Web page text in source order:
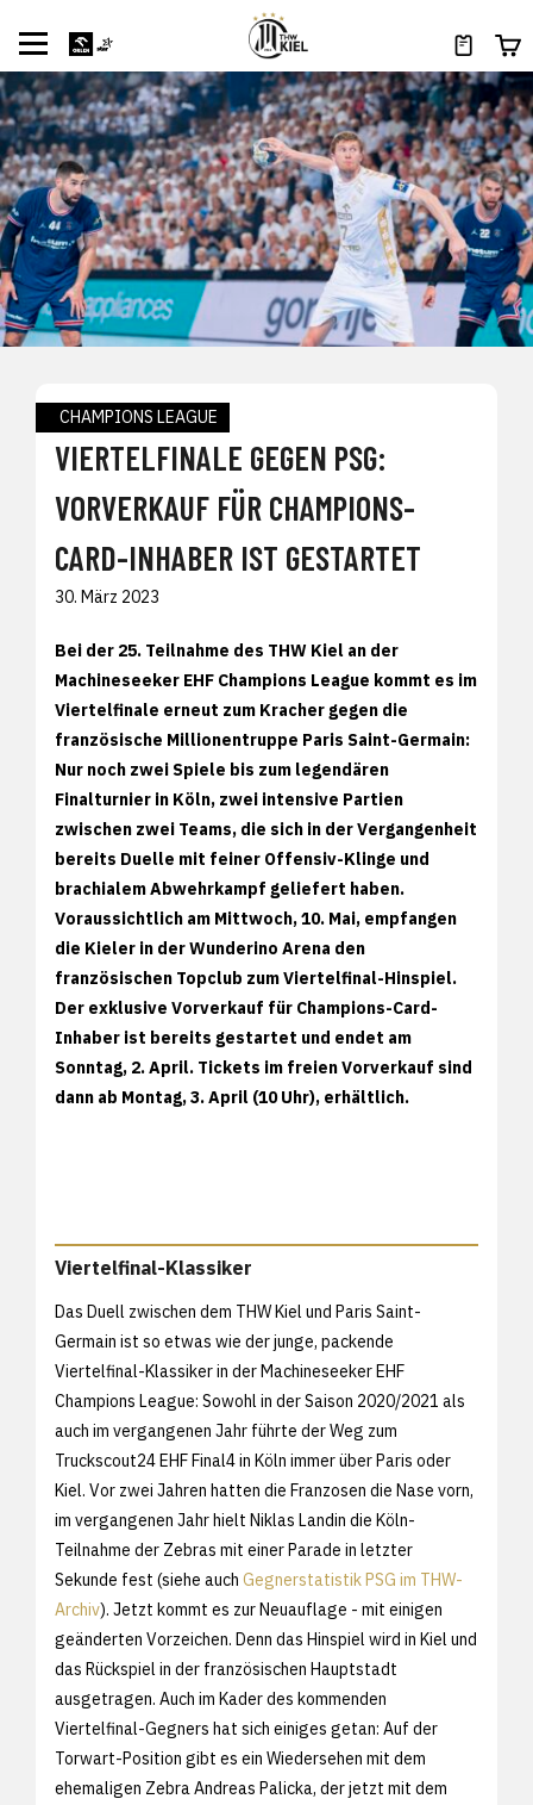
CHAMPIONS LEAGUE
VIERTELFINALE GEGEN PSG:
VORVERKAUF FÜR CHAMPIONS-
CARD-INHABER IST GESTARTET
30. März 2023
Bei der 25. Teilnahme des THW Kiel an der
Machineseeker EHF Champions League kommt es im
Viertelfinale erneut zum Kracher gegen die
französische Millionentruppe Paris Saint-Germain:
Nur noch zwei Spiele bis zum legendären
Finalturnier in Köln, zwei intensive Partien
zwischen zwei Teams, die sich in der Vergangenheit
bereits Duelle mit feiner Offensiv-Klinge und
brachialem Abwehrkampf geliefert haben.
Voraussichtlich am Mittwoch, 10. Mai, empfangen
die Kieler in der Wunderino Arena den
französischen Topclub zum Viertelfinal-Hinspiel.
Der exklusive Vorverkauf für Champions-Card-
Inhaber ist bereits gestartet und endet am
Sonntag, 2. April. Tickets im freien Vorverkauf sind
dann ab Montag, 3. April (10 Uhr), erhältlich.
Viertelfinal-Klassiker
Das Duell zwischen dem THW Kiel und Paris Saint-
Germain ist so etwas wie der junge, packende
Viertelfinal-Klassiker in der Machineseeker EHF
Champions League: Sowohl in der Saison 2020/2021 als
auch im vergangenen Jahr führte der Weg zum
Truckscout24 EHF Final4 in Köln immer über Paris oder
Kiel. Vor zwei Jahren hatten die Franzosen die Nase vorn,
im vergangenen Jahr hielt Niklas Landin die Köln-
Teilnahme der Zebras mit einer Parade in letzter
Sekunde fest (siehe auch Gegnerstatistik PSG im THW-
Archiv). Jetzt kommt es zur Neuauflage - mit einigen
geänderten Vorzeichen. Denn das Hinspiel wird in Kiel und
das Rückspiel in der französischen Hauptstadt
ausgetragen. Auch im Kader des kommenden
Viertelfinal-Gegners hat sich einiges getan: Auf der
Torwart-Position gibt es ein Wiedersehen mit dem
ehemaligen Zebra Andreas Palicka, der jetzt mit dem